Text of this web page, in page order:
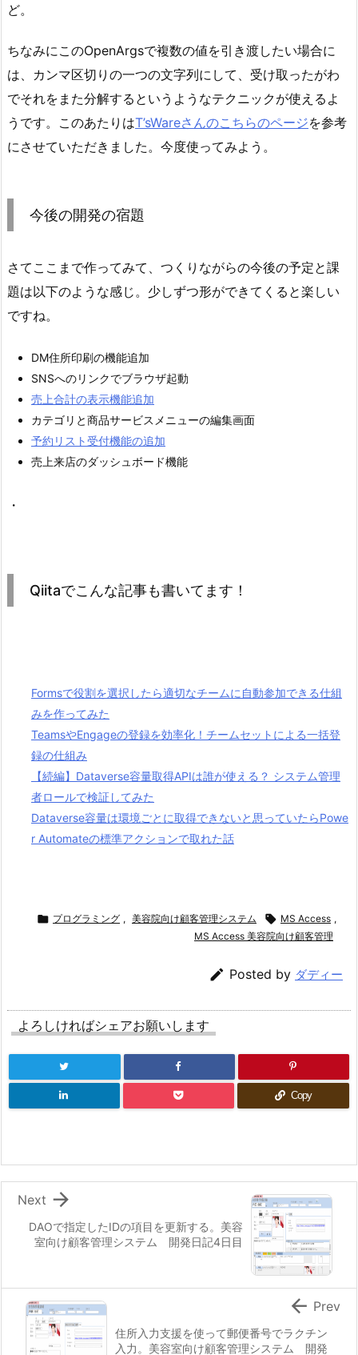
ど。
ちなみにこのOpenArgsで複数の値を引き渡したい場合に
は、カンマ区切りの一つの文字列にして、受け取ったがわ
でそれをまた分解するというようなテクニックが使えるよ
うです。このあたりはT’sWareさんのこちらのページを参考
にさせていただきました。今度使ってみよう。
今後の開発の宿題
さてここまで作ってみて、つくりながらの今後の予定と課
題は以下のような感じ。少しずつ形ができてくると楽しい
ですね。
DM住所印刷の機能追加
SNSへのリンクでブラウザ起動
売上合計の表示機能追加
カテゴリと商品サービスメニューの編集画面
予約リスト受付機能の追加
売上来店のダッシュボード機能
・
Qiitaでこんな記事も書いてます！
Formsで役割を選択したら適切なチームに自動参加できる仕組
みを作ってみた
TeamsやEngageの登録を効率化！チームセットによる一括登
録の仕組み
【続編】Dataverse容量取得APIは誰が使える？ システム管理
者ロールで検証してみた
Dataverse容量は環境ごとに取得できないと思っていたらPowe
r Automateの標準アクションで取れた話
 プログラミング , 美容院向け顧客管理システム  MS Access ,
MS Access 美容院向け顧客管理
 Posted by ダディー
よろしければシェアお願いします
Copy
DAOで指定したIDの項目を更新する。美容
室向け顧客管理システム 開発日記4日目

Next
住所入力支援を使って郵便番号でラクチン
入力。美容室向け顧客管理システム 開発
 Prev